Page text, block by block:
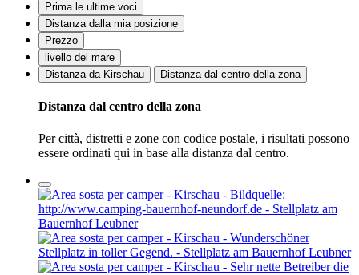
Prima le ultime voci
Distanza dalla mia posizione
Prezzo
livello del mare
Distanza da Kirschau
Distanza dal centro della zona
Distanza dal centro della zona
Per città, distretti e zone con codice postale, i risultati possono
essere ordinati qui in base alla distanza dal centro.